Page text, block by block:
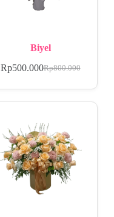
Biyel
Rp800.000
Rp500.000